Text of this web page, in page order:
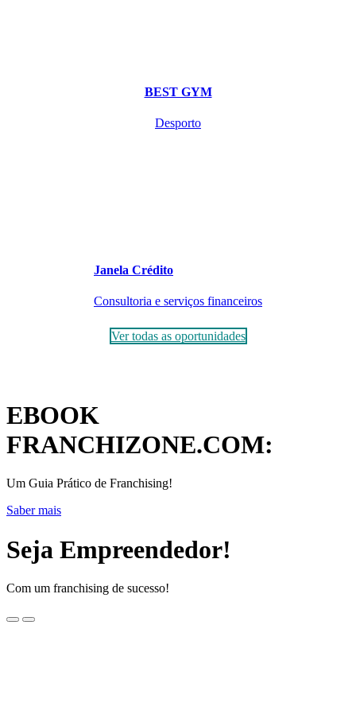
BEST GYM
Desporto
Janela Crédito
Consultoria e serviços financeiros
Ver todas as oportunidades
EBOOK
FRANCHIZONE.COM:
Um Guia Prático de Franchising!
Saber mais
Seja Empreendedor!
Com um franchising de sucesso!